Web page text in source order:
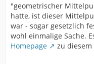
"geometrischer
hatte, ist dieser
war - sogar gesetzlich
wohl einmalige Sache.
Homepage
zu